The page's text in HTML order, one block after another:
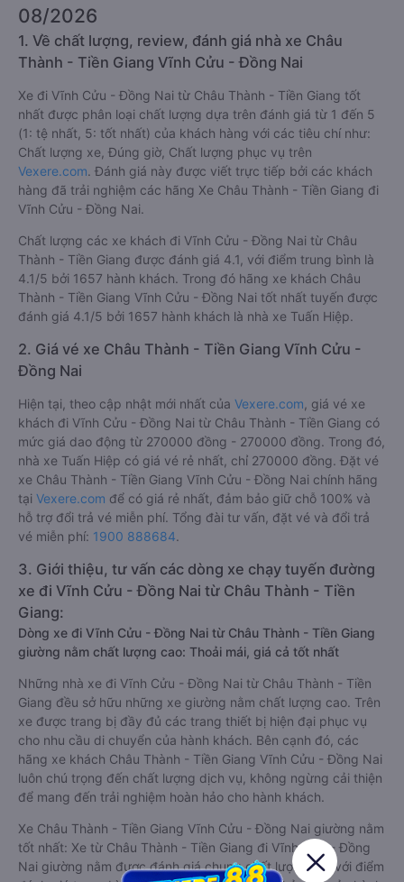
08/2026
1. Về chất lượng, review, đánh giá nhà xe Châu
Thành - Tiền Giang Vĩnh Cửu - Đồng Nai
Xe đi Vĩnh Cửu - Đồng Nai từ Châu Thành - Tiền Giang tốt
nhất được phân loại chất lượng dựa trên đánh giá từ 1 đến 5
(1: tệ nhất, 5: tốt nhất) của khách hàng với các tiêu chí như:
Chất lượng xe, Đúng giờ, Chất lượng phục vụ trên
Vexere.com. Đánh giá này được viết trực tiếp bởi các khách
hàng đã trải nghiệm các hãng Xe Châu Thành - Tiền Giang đi
Vĩnh Cửu - Đồng Nai.
Chất lượng các xe khách đi Vĩnh Cửu - Đồng Nai từ Châu
Thành - Tiền Giang được đánh giá 4.1, với điểm trung bình là
4.1/5 bởi 1657 hành khách. Trong đó hãng xe khách Châu
Thành - Tiền Giang Vĩnh Cửu - Đồng Nai tốt nhất tuyến được
đánh giá 4.1/5 bởi 1657 hành khách là nhà xe Tuấn Hiệp.
2. Giá vé xe Châu Thành - Tiền Giang Vĩnh Cửu -
Đồng Nai
Hiện tại, theo cập nhật mới nhất của Vexere.com , giá vé xe
khách đi Vĩnh Cửu - Đồng Nai từ Châu Thành - Tiền Giang có
mức giá dao động từ 270000 đồng - 270000 đồng. Trong đó,
nhà xe Tuấn Hiệp có giá vé rẻ nhất, chỉ 270000 đồng. Đặt vé
xe Châu Thành - Tiền Giang Vĩnh Cửu - Đồng Nai chính hãng
tại Vexere.com để có giá rẻ nhất, đảm bảo giữ chỗ 100% và
hỗ trợ đổi trả vé miễn phí. Tổng đài tư vấn, đặt vé và đổi trả
vé miễn phí: 1900 888684.
3. Giới thiệu, tư vấn các dòng xe chạy tuyến đường
xe đi Vĩnh Cửu - Đồng Nai từ Châu Thành - Tiền
Giang:
Dòng xe đi Vĩnh Cửu - Đồng Nai từ Châu Thành - Tiền Giang
giường nằm chất lượng cao: Thoải mái, giá cả tốt nhất
Những nhà xe đi Vĩnh Cửu - Đồng Nai từ Châu Thành - Tiền
Giang đều sở hữu những xe giường nằm chất lượng cao. Trên
xe được trang bị đầy đủ các trang thiết bị hiện đại phục vụ
cho nhu cầu di chuyển của hành khách. Bên cạnh đó, các
hãng xe khách Châu Thành - Tiền Giang Vĩnh Cửu - Đồng Nai
luôn chú trọng đến chất lượng dịch vụ, không ngừng cải thiện
để mang đến trải nghiệm hoàn hảo cho hành khách.
Xe Châu Thành - Tiền Giang Vĩnh Cửu - Đồng Nai giường nằm
tốt nhất: Xe từ Châu Thành - Tiền Giang đi Vĩnh Cửu - Đồng
Nai giường nằm được đánh giá chung chất lượng Tốt với điểm